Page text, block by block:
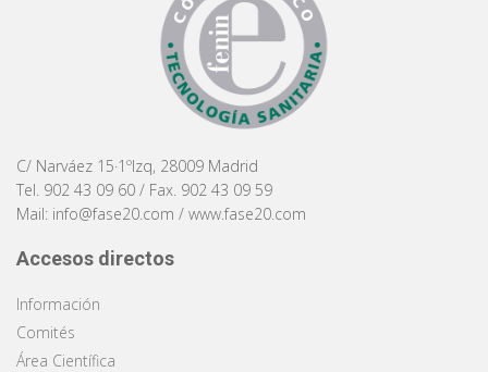
C/ Narváez 15·1ºIzq, 28009 Madrid
Tel. 902 43 09 60 / Fax. 902 43 09 59
Mail: info@fase20.com / www.fase20.com
Accesos directos
Información
Comités
Área Científica